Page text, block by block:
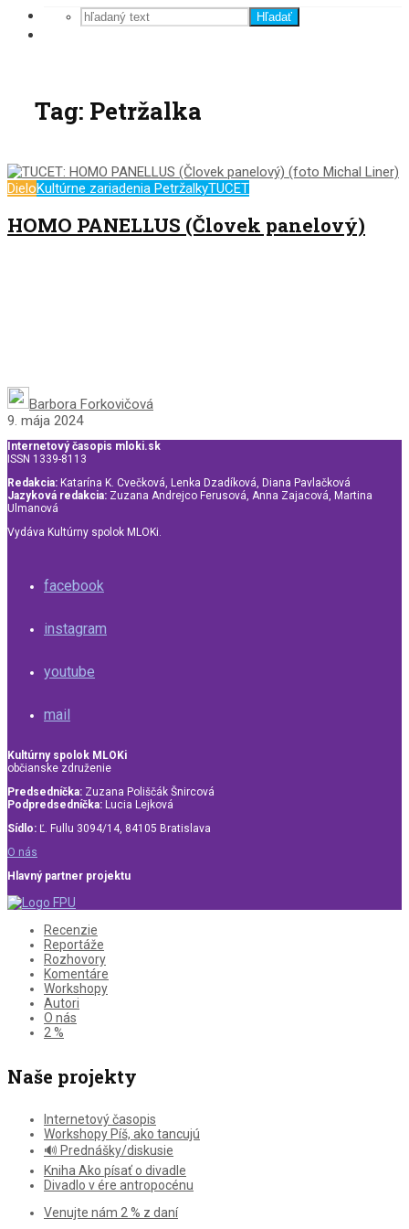
Hľadať
Tag: Petržalka
DieloKultúrne zariadenia PetržalkyTUCET
HOMO PANELLUS (Človek panelový)
Barbora Forkovičová
9. mája 2024
Internetový časopis mloki.sk
ISSN 1339-8113
Redakcia: Katarína K. Cvečková, Lenka Dzadíková, Diana Pavlačková
Jazyková redakcia: Zuzana Andrejco Ferusová, Anna Zajacová, Martina
Ulmanová
Vydáva Kultúrny spolok MLOKi.
facebook
instagram
youtube
mail
Kultúrny spolok MLOKi
občianske združenie
Predsedníčka: Zuzana Poliščák Šnircová
Podpredsedníčka: Lucia Lejková
Sídlo: Ľ. Fullu 3094/14, 84105 Bratislava
O nás
Hlavný partner projektu
Recenzie
Reportáže
Rozhovory
Komentáre
Workshopy
Autori
O nás
2 %
Naše projekty
Internetový časopis
Workshopy Píš, ako tancujú
🔊 Prednášky/diskusie
Kniha Ako písať o divadle
Divadlo v ére antropocénu
Venujte nám 2 % z daní